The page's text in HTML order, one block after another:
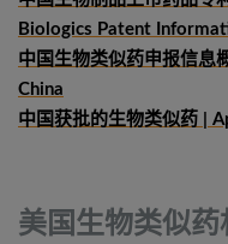
Biologics Patent
中国生物类似药申报信息
China
中国获批的生物类似药 |
美国生物类似药